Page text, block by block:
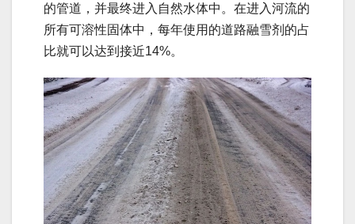
的管道，并最终进入自然水体中。在进入河流的
所有可溶性固体中，每年使用的道路融雪剂的占
比就可以达到接近14%。